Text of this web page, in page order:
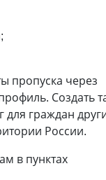
пропуска через
Создать
для граждан
России.
в пунктах